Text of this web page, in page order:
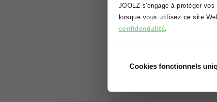
JOOLZ s'engage à protéger
lorsque vous utilisez ce site
confidentialité
Cookies fonctionnels